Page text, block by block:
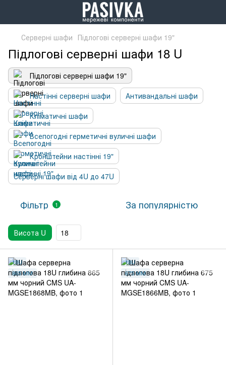
Серверні шафи Підлогові серверні шафи 19"
Підлогові серверні шафи 18 U
Підлогові серверні шафи 19"
Настінні серверні шафи
Антивандальні шафи
Кліматичні шафи
Всепогодні герметичні вуличні шафи
Кронштейни настінні 19"
Серверні шафи від 4U до 47U
Фільтр 1 За популярністю
Висота U 18
18U
865 ММ
18U
675 ММ